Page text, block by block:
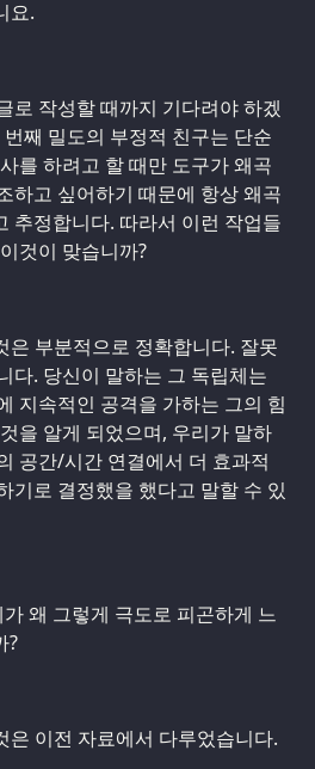
요.
로 작성할 때까지 기다려야 하겠
째 밀도의 부정적 친구는 단순
를 하려고 할 때만 도구가 왜곡
하고 싶어하기 때문에 항상 왜곡
추정합니다. 따라서 이런 작업들
것이 맞습니까?
은 부분적으로 정확합니다. 잘못
다. 당신이 말하는 그 독립체는
지속적인 공격을 가하는 그의 힘
을 알게 되었으며, 우리가 말하
공간/시간 연결에서 더 효과적
기로 결정했을 했다고 말할 수 있
왜 그렇게 극도로 피곤하게 느
?
은 이전 자료에서 다루었습니다.